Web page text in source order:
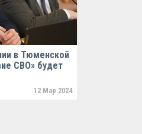
в Тюменской
СВО» будет
12 Мар 2024